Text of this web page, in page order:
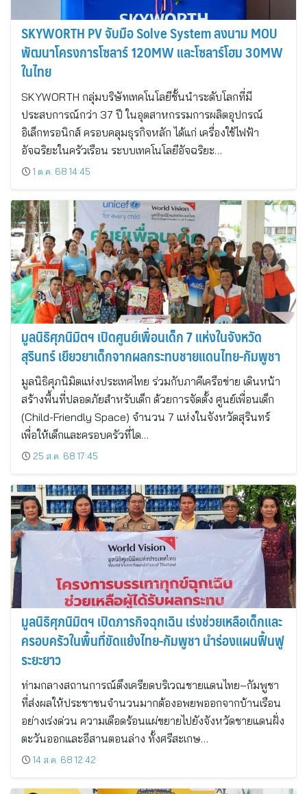
SKYWORTH PV จับมือ Solve System ลงนาม MOU
พัฒนาโครงการโซลาร์ 120MW และโซลาร์โฮม 30MW
ในไทย
SKYWORTH กลุ่มบริษัทเทคโนโลยีชั้นนำระดับโลกที่มี
ประสบการณ์กว่า 37 ปี ในอุตสาหกรรมการผลิตอุปกรณ์
อิเล็กทรอนิกส์ ครอบคลุมธุรกิจหลัก ได้แก่ เครื่องใช้ไฟฟ้า
อัจฉริยะในครัวเรือน ระบบเทคโนโลยีอัจฉริยะ…
1 ต.ค. 68 14:45
มูลนิธิศุภนิมิตฯ เปิดศูนย์เพื่อนเด็ก 7 แห่งในจังหวัด
สุรินทร์ เยียวยาเด็กจากผลกระทบชายแดนไทย-กัมพูชา
มูลนิธิศุภนิมิตแห่งประเทศไทย ร่วมกับภาคีเครือข่าย เดินหน้า
สร้างพื้นที่ปลอดภัยสำหรับเด็ก ด้วยการจัดตั้ง ศูนย์เพื่อนเด็ก
(Child-Friendly Space) จำนวน 7 แห่งในจังหวัดสุรินทร์
เพื่อให้เด็กและครอบครัวที่ได…
25 ส.ค. 68 17:45
มูลนิธิศุภนิมิตฯ เปิดภารกิจฉุกเฉิน เร่งช่วยเหลือเด็กและ
ครอบครัวในพื้นที่ขัดแย้งไทย-กัมพูชา นำร่องแผนฟื้นฟู
ระยะยาว
ท่ามกลางสถานการณ์ตึงเครียดบริเวณชายแดนไทย–กัมพูชา
ที่ส่งผลให้ประชาชนจำนวนมากต้องอพยพออกจากบ้านเรือน
อย่างเร่งด่วน ความเดือดร้อนแผ่ขยายไปยังจังหวัดชายแดนฝั่ง
ตะวันออกและอีสานตอนล่าง ทั้งศรีสะเกษ…
14 ส.ค. 68 12:42